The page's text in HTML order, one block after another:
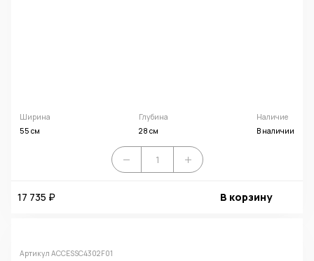
Ширина
55 см
Глубина
28 см
Наличие
В наличии
17 735 ₽ В корзину
Артикул ACCESSC4302F01